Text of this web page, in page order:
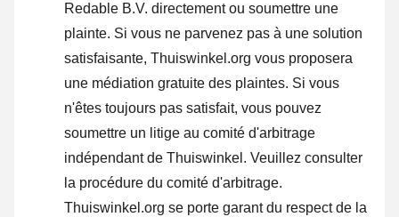
Redable B.V. directement ou soumettre une
plainte. Si vous ne parvenez pas à une solution
satisfaisante, Thuiswinkel.org vous proposera
une médiation gratuite des plaintes. Si vous
n'êtes toujours pas satisfait, vous pouvez
soumettre un litige au comité d'arbitrage
indépendant de Thuiswinkel. Veuillez consulter
la procédure du comité d'arbitrage.
Thuiswinkel.org se porte garant du respect de la